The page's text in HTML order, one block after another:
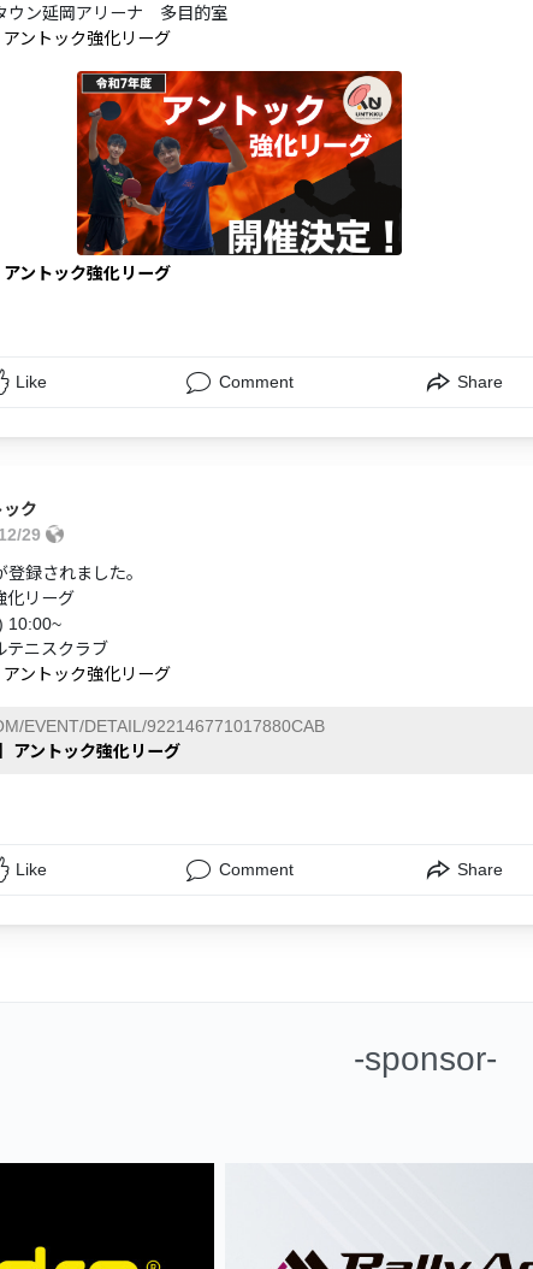
ウン延岡アリーナ 多目的室
アントック強化リーグ
アントック強化リーグ
Like Comment Share
ック
29
録されました。
化リーグ
10:00~
テニスクラブ
アントック強化リーグ
EVENT/DETAIL/922146771017880CAB
アントック強化リーグ
Like Comment Share
-sponsor-